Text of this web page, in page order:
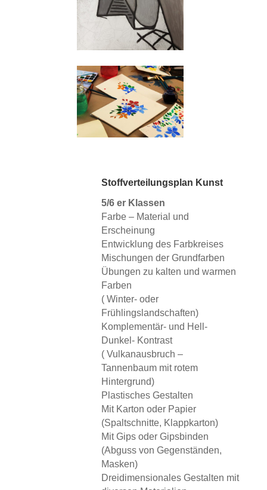
Stoffverteilungsplan Kunst
5/6 er Klassen
Farbe – Material und
Erscheinung
Entwicklung des Farbkreises
Mischungen der Grundfarben
Übungen zu kalten und warmen
Farben
( Winter- oder
Frühlingslandschaften)
Komplementär- und Hell-
Dunkel- Kontrast
( Vulkanausbruch –
Tannenbaum mit rotem
Hintergrund)
Plastisches Gestalten
Mit Karton oder Papier
(Spaltschnitte, Klappkarton)
Mit Gips oder Gipsbinden
(Abguss von Gegenständen,
Masken)
Dreidimensionales Gestalten mit